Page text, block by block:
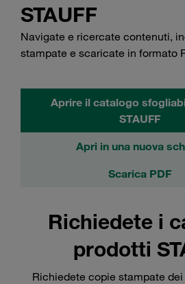
STAUFF
Navigate e ricercate contenuti,
stampate e scaricate in formato
Aprire il catalogo
STAUFF
Apri in una nuova
Scarica PDF
Richiedete i
prodotti
Richiedete copie stampate